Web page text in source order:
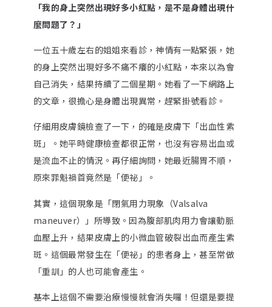
「我的身上突然出現好多小紅點，是不是身體出現什
麼問題了？」
一位五十歲左右的姐姐來看診，神情有一點緊張，她
的身上突然出現好多不痛不癢的小紅點，本來以為會
自己消失，結果持續了二個星期。她看了一下網路上
的文章，很擔心是身體出現異常，趕緊掛號看診。
仔細用皮膚鏡檢查了一下，的確是皮膚下「出血性紫
斑」。她平時健康檢查都很正常，也沒有容易出血或
是流血不止的情況。再仔細詢問，她最近腸胃不順，
原來罪魁禍首竟然是「便祕」。
其實，這個現象是「閉氣用力現象（Valsalva
maneuver）」所導致。因為腹部肌肉用力會讓動脈
血壓上升，結果皮膚上的小微血管破裂出血而產生紫
斑。這個最常發生在「便祕」的患者身上，甚至常做
「重訓」的人也可能會產生。
基本上這個不需要治療慢慢就會消失囉！但還是要提